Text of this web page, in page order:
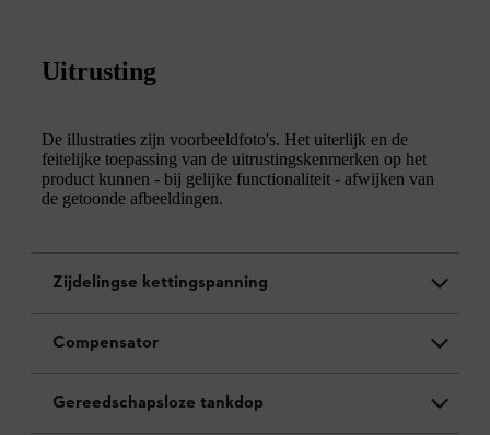
Uitrusting
De illustraties zijn voorbeeldfoto's. Het uiterlijk en de
feitelijke toepassing van de uitrustingskenmerken op het
product kunnen - bij gelijke functionaliteit - afwijken van
de getoonde afbeeldingen.
Zijdelingse kettingspanning
Compensator
Gereedschapsloze tankdop